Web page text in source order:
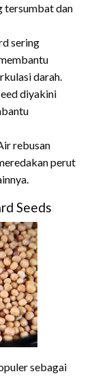
tersumbat dan
sering
darah.
diyakini
rebusan
perut
Seeds
sebagai